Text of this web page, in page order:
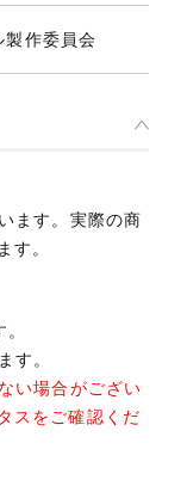
作委員会
ます。実際の商
す。
す。
い場合がござい
スをご確認くだ